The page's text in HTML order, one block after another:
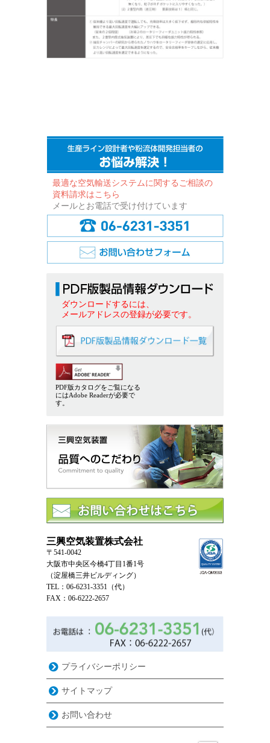
最適な空気輸送システムに関するご相談の
資料請求はこちら
メールとお電話で受け付けています
ダウンロードするには、
メールアドレスの登録が必要です。
PDF版カタログをご覧になる
にはAdobe Readerが必要で
す。
三興空気装置株式会社
〒541-0042
大阪市中央区今橋4丁目1番1号
（淀屋橋三井ビルディング）
TEL：06-6231-3351（代）
FAX：06-6222-2657
プライバシーポリシー
サイトマップ
お問い合わせ